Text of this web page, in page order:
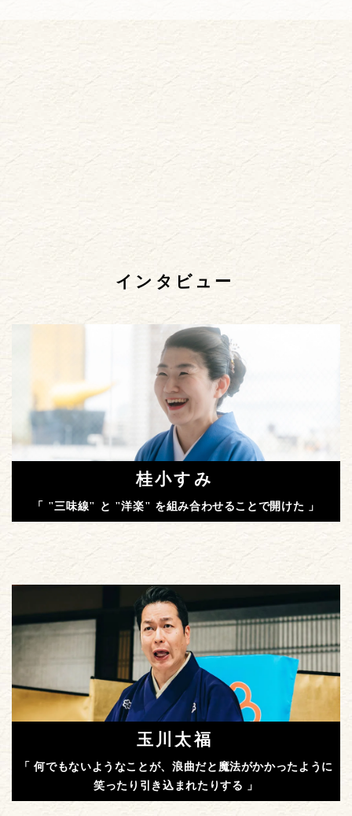
インタビュー
桂小すみ
「 "三味線" と "洋楽" を組み合わせることで開けた 」
玉川太福
「 何でもないようなことが、浪曲だと魔法がかかったように
笑ったり引き込まれたりする 」